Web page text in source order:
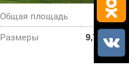
Общая площадь 180м
Размеры 9,7Х9,3м